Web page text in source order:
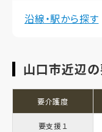
沿線・駅から探す
山口市近辺
要介護度
要支援１